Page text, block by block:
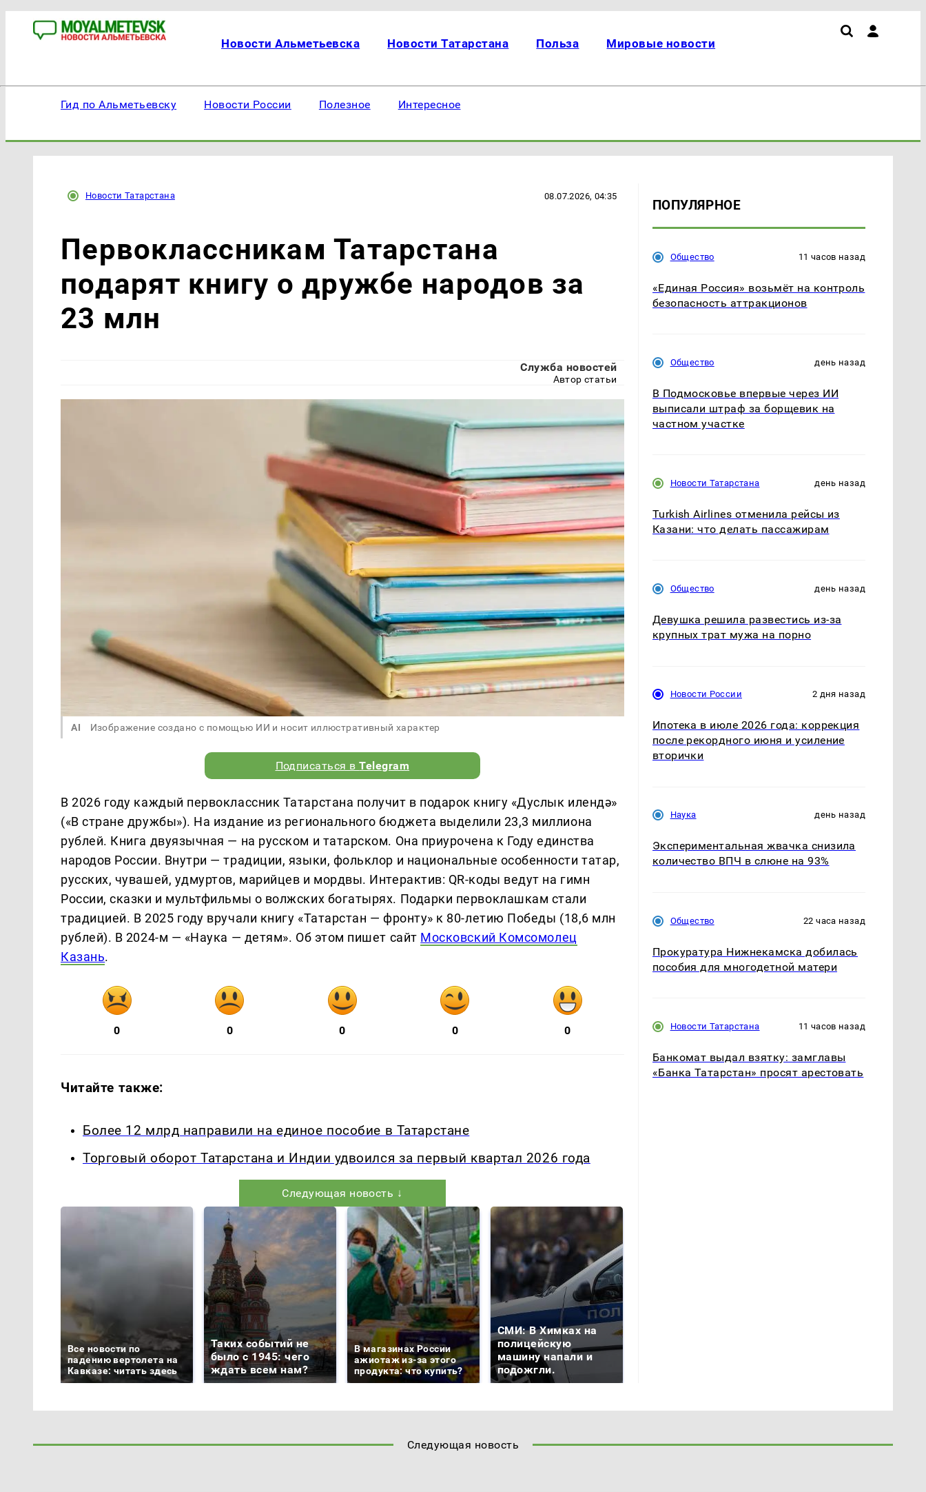
Новости Альметьевска Новости Татарстана Польза Мировые новости
Гид по Альметьевску Новости России Полезное Интересное
Новости Татарстана 08.07.2026, 04:35
Первоклассникам Татарстана
подарят книгу о дружбе народов за
23 млн
Служба новостей
Автор статьи
AI Изображение создано с помощью ИИ и носит иллюстративный характер
Подписаться вTelegram
В 2026 году каждый первоклассник Татарстана получит в подарок книгу «Дуслык илендә»
(«В стране дружбы»). На издание из регионального бюджета выделили 23,3 миллиона
рублей. Книга двуязычная — на русском и татарском. Она приурочена к Году единства
народов России. Внутри — традиции, языки, фольклор и национальные особенности татар,
русских, чувашей, удмуртов, марийцев и мордвы. Интерактив: QR-коды ведут на гимн
России, сказки и мультфильмы о волжских богатырях. Подарки первоклашкам стали
традицией. В 2025 году вручали книгу «Татарстан — фронту» к 80-летию Победы (18,6 млн
рублей). В 2024-м — «Наука — детям». Об этом пишет сайт Московский Комсомолец
Казань.
0 0 0 0 0
Читайте также:
Более 12 млрд направили на единое пособие в Татарстане
Торговый оборот Татарстана и Индии удвоился за первый квартал 2026 года
Следующая новость ↓
Все новости по
падению вертолета на
Кавказе: читать здесь
Таких событий не
было с 1945: чего
ждать всем нам?
В магазинах России
ажиотаж из-за этого
продукта: что купить?
СМИ: В Химках на
полицейскую
машину напали и
подожгли.
ПОПУЛЯРНОЕ
Общество 11 часов назад
«Единая Россия» возьмёт на контроль
безопасность аттракционов
Общество день назад
В Подмосковье впервые через ИИ
выписали штраф за борщевик на
частном участке
Новости Татарстана день назад
Turkish Airlines отменила рейсы из
Казани: что делать пассажирам
Общество день назад
Девушка решила развестись из-за
крупных трат мужа на порно
Новости России 2 дня назад
Ипотека в июле 2026 года: коррекция
после рекордного июня и усиление
вторички
Наука день назад
Экспериментальная жвачка снизила
количество ВПЧ в слюне на 93%
Общество 22 часа назад
Прокуратура Нижнекамска добилась
пособия для многодетной матери
Новости Татарстана 11 часов назад
Банкомат выдал взятку: замглавы
«Банка Татарстан» просят арестовать
Следующая новость